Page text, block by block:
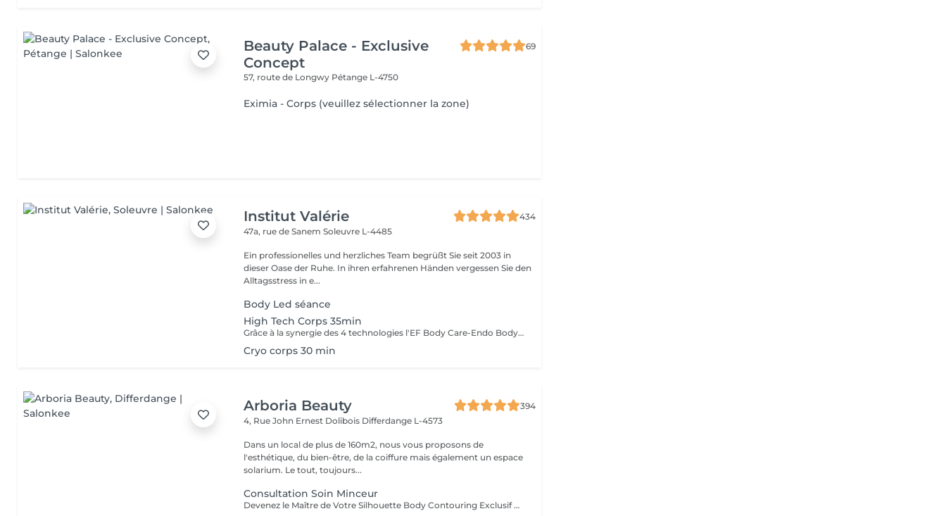
Beauty Palace - Exclusive
Concept
69
57, route de Longwy Pétange L-4750
Eximia - Corps (veuillez sélectionner la zone)
Institut Valérie
434
47a, rue de SanemSoleuvre L-4485
Ein professionelles und herzliches Team begrüßt Sie seit 2003 in
dieser Oase der Ruhe. In ihren erfahrenen Händen vergessen Sie den
Alltagsstress in e...
Body Led séance
High Tech Corps 35min
Grâce à la synergie des 4 technologies l'EF Body Care-Endo Body Shaper, le soin High Tech exclusif s'adresse en une seule séance aux 4 zones à problèmes du corps, cuisses, fesses, hanches et ventre. La silhouette est redessinée la cellulite est estompée, la peau est plus ferme et plus tonique ( recommandé en cure de 14+2)
Cryo corps 30 min
Arboria Beauty
394
4, Rue John Ernest Dolibois Differdange L-4573
Dans un local de plus de 160m2, nous vous proposons de
l'esthétique, du bien-être, de la coiffure mais également un espace
solarium. Le tout, toujours...
Consultation Soin Minceur
Devenez le Maître de Votre Silhouette Body Contouring Exclusif Vous aspirez à redéfinir votre silhouette, dire adieu à la peau d'orange, et être prête pour votre summer body ? Ressentez-vous le besoin d'être accompagnée par des professionnelles pour retrouver le corps qui vous fait vous sentir au mieux ? Arboria Beauty est là pour concrétiser vos objectifs! Le Body Contouring by CONTOUR PARIS® offre une solution complète, personnalisée et unique grâce à la combinaison de trois technologies de pointe : La Cryolipolyse Augmentée, pour affiner votre silhouette sur mesure. Le Laser Diode Focalisé, pour atténuer la cellulite. Le Palber-Rouler Mécanique, pour raffermir la beau. Laissez-nous vous guider vers une transformation qui révélera votre meilleure version ! Arboria Beauty détient l'exclusivité au Luxembourg pour vous offrir en avant-première le Body Contouring by CONTOUR PARIS®, une expérience minceur unique en son genre dans le domaine de médecine esthétique.